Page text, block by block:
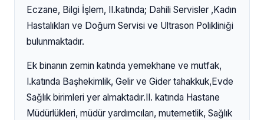
Eczane, Bilgi İşlem, II.katında; Dahili Servisler ,Kadın
Hastalıkları ve Doğum Servisi ve Ultrason Polikliniği
bulunmaktadır.
Ek binanın zemin katında yemekhane ve mutfak,
I.katında Başhekimlik, Gelir ve Gider tahakkuk,Evde
Sağlık birimleri yer almaktadır.II. katında Hastane
Müdürlükleri, müdür yardımcıları, mutemetlik, Sağlık